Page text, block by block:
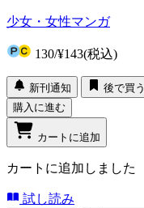
少女・女性マンガ
130/¥143(税込)
新刊通知
後で買う
購入に進む
カートに追加
カートに追加しました
試し読み